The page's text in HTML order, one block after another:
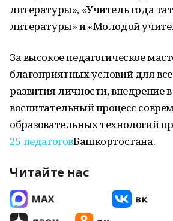
литературы», «Учитель года
литературы» и «Молодой
За высокое педагогическое
благоприятных условий для
развития личности, внедрение
воспитательный процесс
образовательных технологий
25 педагоговБашкортостана.
Читайте нас